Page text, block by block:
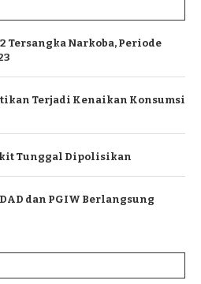
Tersangka Narkoba, Periode
Terjadi Kenaikan Konsumsi
Tunggal Dipolisikan
dan PGIW Berlangsung